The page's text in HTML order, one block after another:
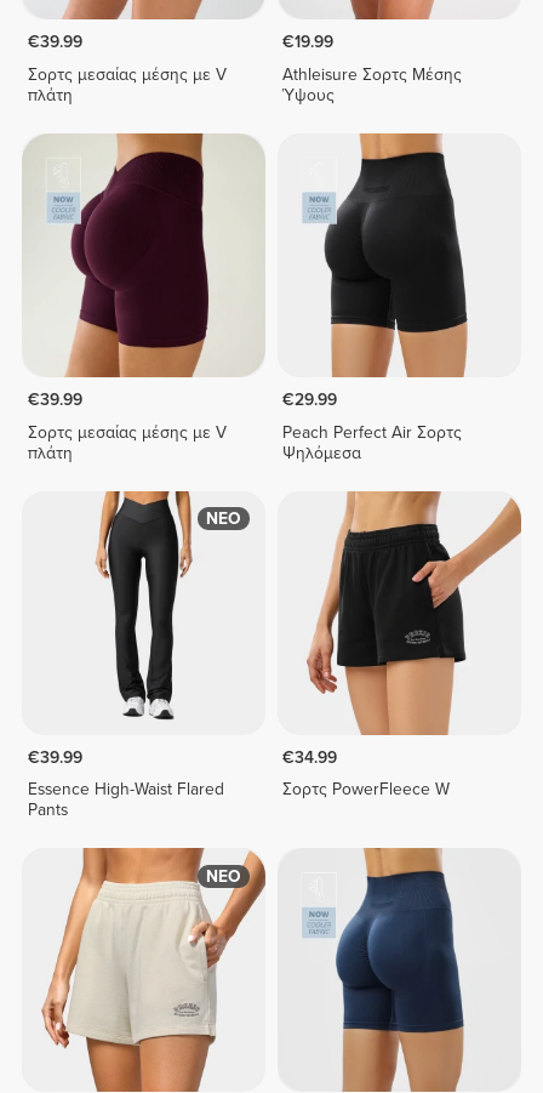
€39.99
Σορτς μεσαίας μέσης με V
πλάτη
€19.99
Athleisure Σορτς Μέσης
Ύψους
€39.99
Σορτς μεσαίας μέσης με V
πλάτη
€29.99
Peach Perfect Air Σορτς
Ψηλόμεσα
ΝΕΟ
€39.99
Essence High-Waist Flared
Pants
€34.99
Σορτς PowerFleece W
ΝΕΟ